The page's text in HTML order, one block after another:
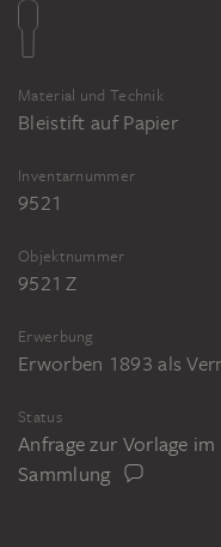
Material und Technik
Bleistift auf Papier
Inventarnummer
9521
Objektnummer
9521 Z
Erwerbung
Erworben 1893 als
Status
Anfrage zur Vorlage
Sammlung